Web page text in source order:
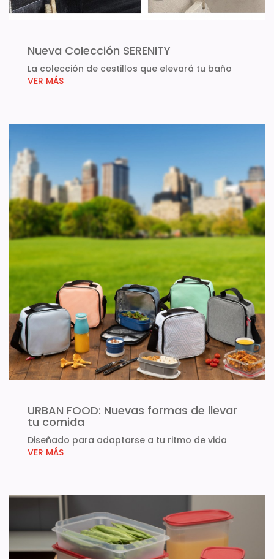
Nueva Colección SERENITY
La colección de cestillos que elevará tu baño
VER MÁS
URBAN FOOD: Nuevas formas de llevar
tu comida
Diseñado para adaptarse a tu ritmo de vida
VER MÁS